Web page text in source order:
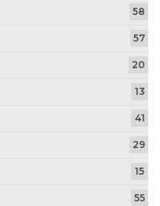
58
57
20
13
41
29
15
55